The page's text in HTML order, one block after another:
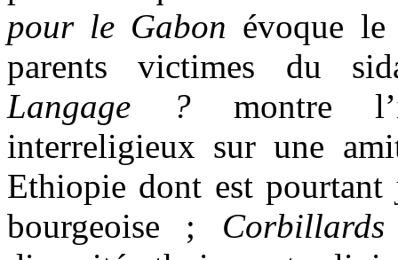
pour le Gabon évoque
parents victimes du
Langage ? montre
interreligieux sur une
Ethiopie dont est pourtant
bourgeoise ;